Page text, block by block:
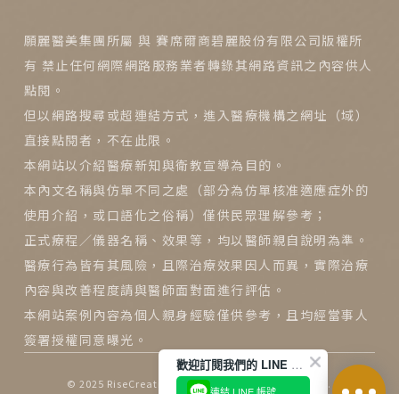
願麗醫美集團所屬 與 賽席爾商碧麗股份有限公司版權所
有 禁止任何網際網路服務業者轉錄其網路資訊之內容供人
點閱。
但以網路搜尋或超連結方式，進入醫療機構之網址（域）
直接點閱者，不在此限。
本網站以介紹醫療新知與衛教宣導為目的。
本內文名稱與仿單不同之處（部分為仿單核准適應症外的
使用介紹，或口語化之俗稱）僅供民眾理解參考；
正式療程／儀器名稱、效果等，均以醫師親自說明為準。
醫療行為皆有其風險，且際治療效果因人而異，實際治療
內容與改善程度請與醫師面對面進行評估。
本網站案例內容為個人親身經驗僅供參考，且均經當事人
簽署授權同意曝光。
© 2025 RiseCreatives 展躍網路 All Rights Reserved.
歡迎訂閱我們的 LINE 官方帳號
連結 LINE 帳號